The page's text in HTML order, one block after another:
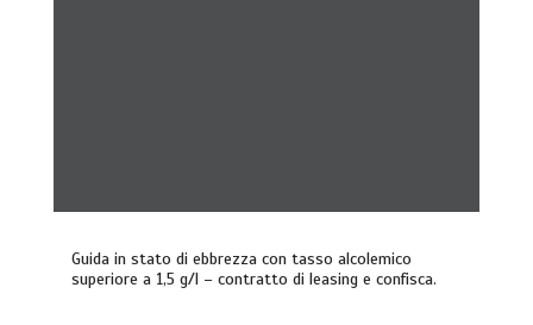
Guida in stato di ebbrezza con tasso alcolemico
superiore a 1,5 g/l – contratto di leasing e confisca.